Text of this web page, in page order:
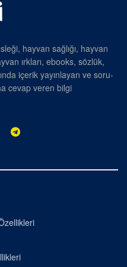
hayvan sağlığı, hayvan
ırkları, ebooks, sözlük,
içerik yayınlayan ve soru-
cevap veren bilgi